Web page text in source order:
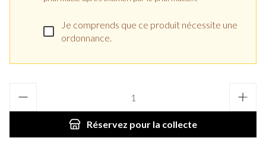
Je comprends que ce produit nécessite une
ordonnance.
Réservez pour la collecte